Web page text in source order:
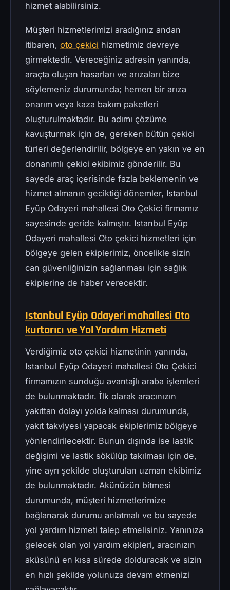
hizmet alabilirsiniz.
Müşteri hizmetlerimizi aradığınız andan
itibaren, oto çekici hizmetimiz devreye
girmektedir. Vereceğiniz adresin yanında,
araçta oluşan hasarları ve arızaları bize
söylemeniz durumunda; hemen bir arıza
onarım veya kaza bakım paketleri
oluşturulmaktadır. Bu adımı çözüme
kavuşturmak için de, gereken bütün çekici
türleri değerlendirilir, bölgeye en yakın ve en
donanımlı çekici ekibimiz gönderilir. Bu
sayede araç içerisinde fazla beklemenin ve
hizmet almanın geciktiği dönemler, Istanbul
Eyüp Odayeri mahallesi Oto Çekici firmamız
sayesinde geride kalmıştır. Istanbul Eyüp
Odayeri mahallesi Oto çekici hizmetleri için
bölgeye gelen ekiplerimiz, öncelikle sizin
can güvenliğinizin sağlanması için sağlık
ekiplerine de haber verecektir.
Istanbul Eyüp Odayeri mahallesi Oto
kurtarıcı ve Yol Yardım Hizmeti
Verdiğimiz oto çekici hizmetinin yanında,
Istanbul Eyüp Odayeri mahallesi Oto Çekici
firmamızın sunduğu avantajlı araba işlemleri
de bulunmaktadır. İlk olarak aracınızın
yakıttan dolayı yolda kalması durumunda,
yakıt takviyesi yapacak ekiplerimiz bölgeye
yönlendirilecektir. Bunun dışında ise lastik
değişimi ve lastik sökülüp takılması için de,
yine ayrı şekilde oluşturulan uzman ekibimiz
de bulunmaktadır. Akünüzün bitmesi
durumunda, müşteri hizmetlerimize
bağlanarak durumu anlatmalı ve bu sayede
yol yardım hizmeti talep etmelisiniz. Yanınıza
gelecek olan yol yardım ekipleri, aracınızın
aküsünü en kısa sürede dolduracak ve sizin
en hızlı şekilde yolunuza devam etmenizi